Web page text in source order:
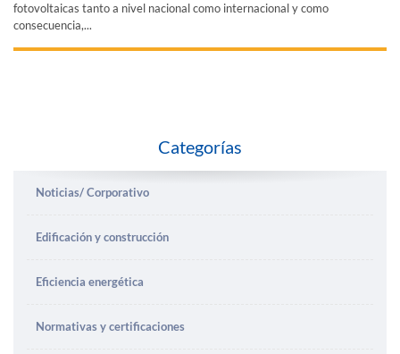
fotovoltaicas tanto a nivel nacional como internacional y como
consecuencia,...
Categorías
Noticias/ Corporativo
Edificación y construcción
Eficiencia energética
Normativas y certificaciones